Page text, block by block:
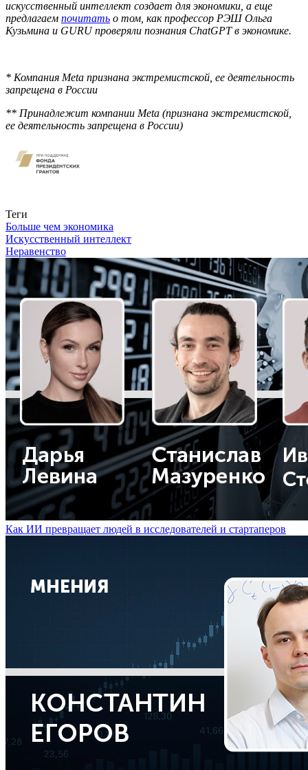
искусственный интеллект создает для экономики, а еще
предлагаем почитать о том, как профессор РЭШ Ольга
Кузьмина и GURU проверяли познания ChatGPT в экономике.
* Компания Meta признана экстремистской, ее деятельность
запрещена в России
** Принадлежит компании Meta (признана экстремистской,
ее деятельность запрещена в России)
Теги
Больше чем экономика
Искусственный интеллект
Неравенство
Как ИИ превращает людей в исследователей и стартаперов